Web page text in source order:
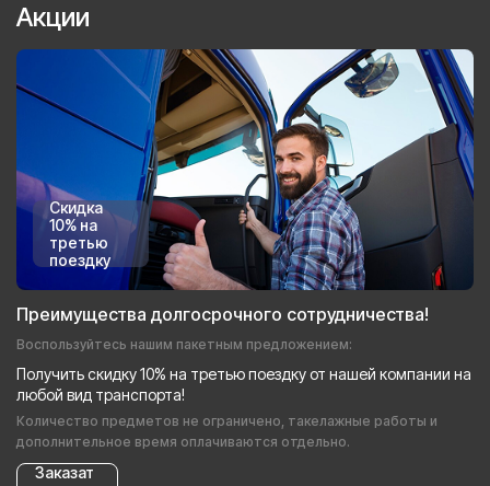
Акции
Скидка
10% на
третью
поездку
Преимущества долгосрочного сотрудничества!
Воспользуйтесь нашим пакетным предложением:
Получить скидку 10% на третью поездку от нашей компании на
любой вид транспорта!
Количество предметов не ограничено, такелажные работы и
дополнительное время оплачиваются отдельно.
Заказат